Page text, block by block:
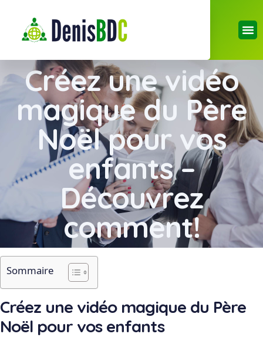
Créez une vidéo
magique du Père
Noël pour vos
enfants –
Découvrez
comment!
Sommaire
Créez une vidéo magique du Père
Noël pour vos enfants